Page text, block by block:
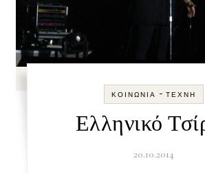
ΚΟΙΝΩΝΊΑ -ΤΈΧΝΗ
Ελληνικό
20.10.2014